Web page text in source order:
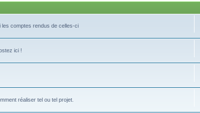
comptes rendus de celles-ci
ici !
réaliser tel ou tel projet.